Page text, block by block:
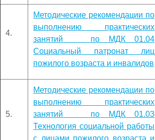
4.
Методические рекомендации по
выполнению практических
занятий по МДК 01.04
Социальный патронат лиц
пожилого возраста и инвалидов
5.
Методические рекомендации по
выполнению практических
занятий по МДК 01.03
Технология социальной работы